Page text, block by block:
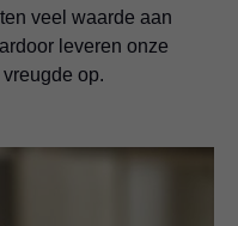
veel waarde aan
leveren onze
op.